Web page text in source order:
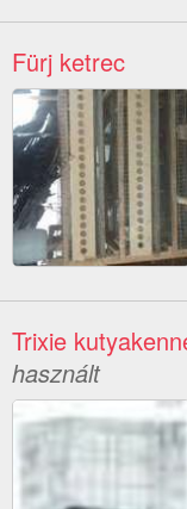
Fürj ketrec
Trixie
használt